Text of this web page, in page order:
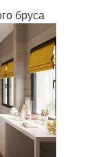
бруса